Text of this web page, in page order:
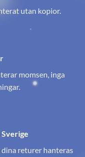
utan kopior.
momsen, inga
returer hanteras